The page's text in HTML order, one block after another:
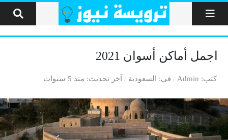
التخطي إلى المحتوى
اجمل أماكن أسوان 2021
كتب Admin في السعودية آخر تحديث منذ 5 سنوات